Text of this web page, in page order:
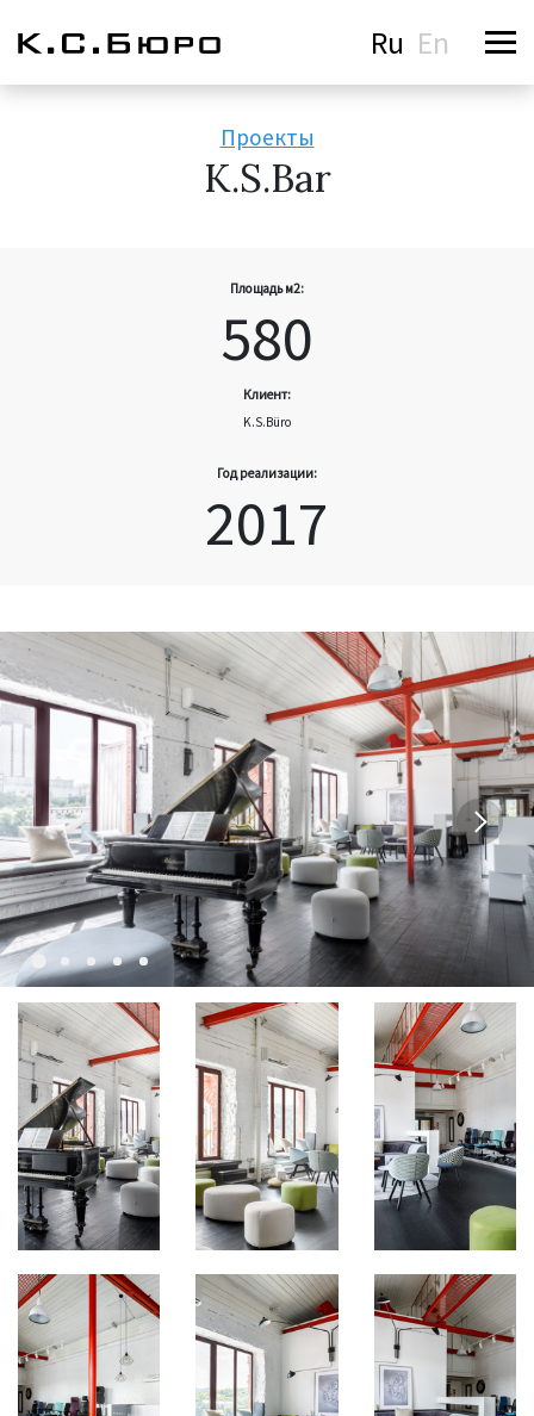
Ru En
Проекты
K.S.Bar
Площадь м2:
580
Клиент:
K.S.Büro
Год реализации:
2017